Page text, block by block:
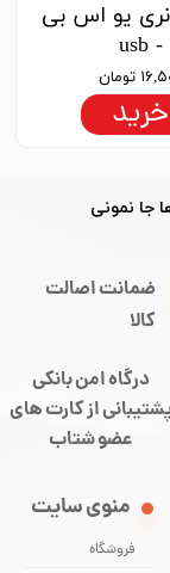
یو اس بی
- usb
تومان
خرید
منوی سایت
فروشگاه
درگاه امن بانکی
از کارت های
​​​​​​​عضو شتاب
ضمانت اصالت
کالا
جا نمونی